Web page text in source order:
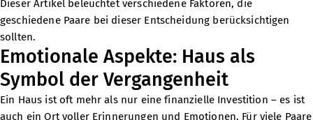
Dieser Artikel beleuchtet verschiedene Faktoren, die
geschiedene Paare bei dieser Entscheidung berücksichtigen
sollten.
Emotionale Aspekte: Haus als
Symbol der Vergangenheit
Ein Haus ist oft mehr als nur eine finanzielle Investition – es ist
auch ein Ort voller Erinnerungen und Emotionen. Für viele Paare